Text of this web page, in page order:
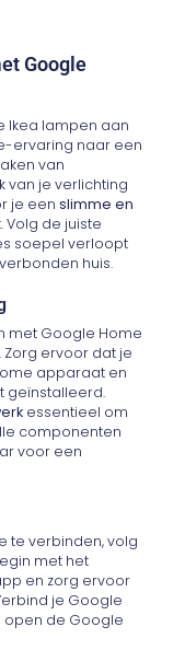
Google
Ikea lampen aan
ervaring naar een
van
van je verlichting
je eenslimme en
de juiste
soepel verloopt
huis.
met Google Home
Zorg ervoor dat je
apparaat en
geïnstalleerd.
essentieel om
componenten
voor een
te verbinden, volg
met het
en zorg ervoor
je Google
open de Google